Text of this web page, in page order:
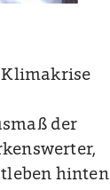
Klimakrise
der
hinten